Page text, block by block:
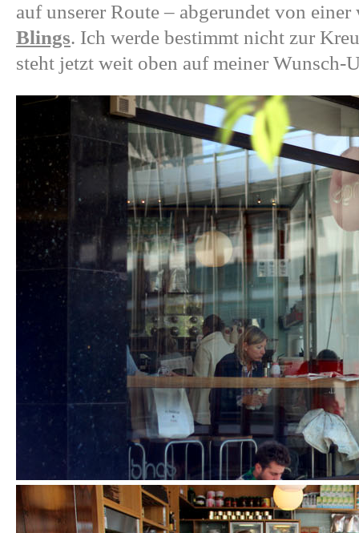
auf unserer Route – abgerundet von
Blings. Ich werde bestimmt nicht zur
steht jetzt weit oben auf meiner Wunsch-